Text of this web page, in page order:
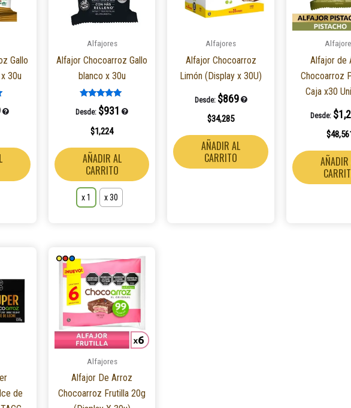
Gallo
30u
Alfajores
Alfajor Chocoarroz Gallo
blanco x 30u
Valorado en
5.00
Desde: $931
$1,224
AÑADIR AL
CARRITO
producto
x 1 x 30
Alfajores
Alfajor Chocoarroz
Limón (Display x 30U)
Desde: $869
$34,285
AÑADIR AL
CARRITO
Alfajor de
Chocoarroz
Caja x30
Desde: $
$
AÑADIR
de
Alfajores
Alfajor De Arroz
Chocoarroz Frutilla 20g